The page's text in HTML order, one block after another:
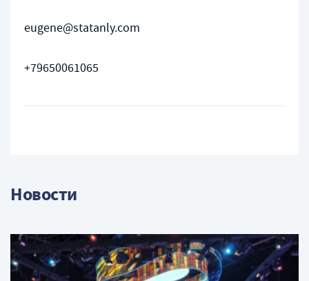
eugene@statanly.com
+79650061065
Новости